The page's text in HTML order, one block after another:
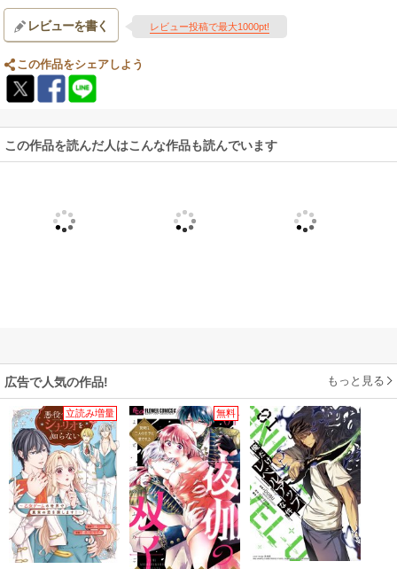
レビューを書く レビュー投稿で最大1000pt!
この作品をシェアしよう
この作品を読んだ人はこんな作品も読んでいます
広告で人気の作品! もっと見る
立読み増量 無料